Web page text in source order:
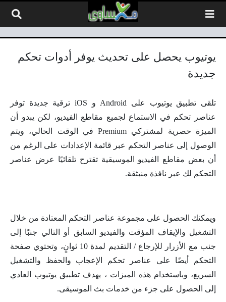
يوتيوب يحصل على تحديث يوفر أدوات تحكم
جديدة
تلقى تطبيق يوتيوب على Android و iOS ترقية جديدة توفر
عناصر تحكم في الاستماع لجميع مقاطع الفيديو، لكن يبدو أن
الميزة حصرية لمشتركي Premium في الوقت الحالي، ويتم
الوصول إلى عناصر التحكم عبر قائمة الإعدادات على الرغم من
أن بعض مقاطع الفيديو الموسيقية تقترح تلقائيًا عرض عناصر
التحكم لك عبر نافذة منبثقة.
ويمكنك الحصول على مجموعة عناصر التحكم المعتادة من خلال
التشغيل والإيقاف المؤقت والفيديو السابق أو التالي جنبًا إلى
جنب مع الأزرار للإرجاع / التقديم لمدة 10 ثوانٍ، وتحتوي صفحة
التحكم أيضًا على عناصر تحكم الإعجاب والحفظ والتشغيل
السريع، وباستخدام هذه الميزات ، يهدف تطبيق يوتيوب العادي
إلى الحصول على جزء من خدمات بث الموسيقى.